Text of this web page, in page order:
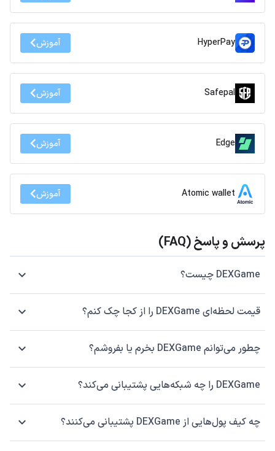
HyperPay آموزش
Safepal آموزش
Edge آموزش
Atomic wallet آموزش
پرسش و پاسخ (FAQ)
DEXGame چیست؟
قیمت لحظه‌ای DEXGame را از کجا چک کنم؟
چطور می‌توانم DEXGame بخرم یا بفروشم؟
DEXGame را چه شبکه‌هایی پشتیبانی می‌کند؟
چه کیف پول‌هایی از DEXGame پشتیبانی می‌کنند؟